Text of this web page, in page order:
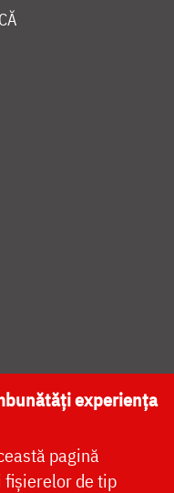
NAȚIONALĂ
experiența
pagină
de tip